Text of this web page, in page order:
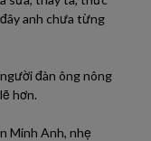
anh chưa từng
đàn ông nông
hơn.
Minh Anh, nhẹ